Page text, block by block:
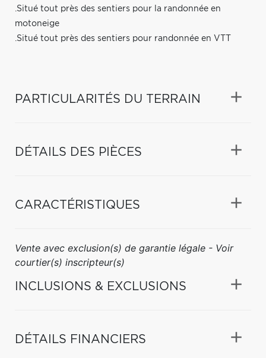
.Situé tout près des sentiers pour la randonnée en
motoneige
.Situé tout près des sentiers pour randonnée en VTT
PARTICULARITÉS DU TERRAIN
DÉTAILS DES PIÈCES
CARACTÉRISTIQUES
Vente avec exclusion(s) de garantie légale - Voir
courtier(s) inscripteur(s)
INCLUSIONS & EXCLUSIONS
DÉTAILS FINANCIERS